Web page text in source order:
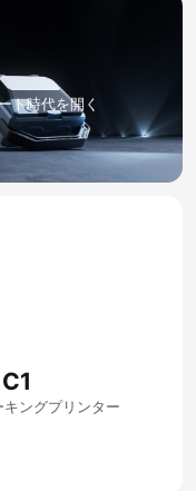
ト時代を開く
ングプリンター